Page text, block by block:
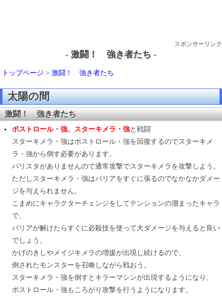
スポンサーリンク
- 激闘！ 強き者たち -
トップページ > 激闘！ 強き者たち
太陽の間
激闘！ 強き者たち
ボストロール・強、スターキメラ・強と戦闘
スターキメラ・強はボストロール・強を回復するのでスターキメ
ラ・強から倒す必要があります。
バリスタがありませんので通常攻撃でスターキメラを攻撃しよう。
ただしスターキメラ・強はバリアをすぐに張るのでなかなかダメー
ジを与えられません。
こまめにキャラクターチェンジをしてテンションの溜まったキャラ
で、
バリアが解けたらすぐに必殺技を使って大ダメージを与えると良い
でしょう。
かげのきしやメイジキメラの増援が出現し続けるので、
倒されたモンスターを召喚しながら戦おう。
スターキメラ・強を倒すとキラーマシンが出現するようになり、
ボストロール・強もころがり攻撃を行うようになります。